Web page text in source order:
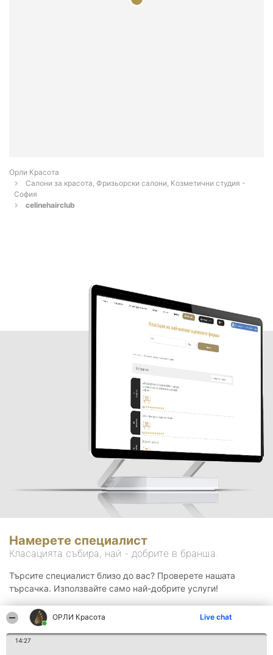
ОРЛИ Красота Live chat
14:27
Орли Красота
Салони за красота, Фризьорски салони, Козметични студия -
София
celinehairclub
Намерете специалист
Класацията събира, най - добрите в бранша.
Търсите специалист близо до вас? Проверете нашата
търсачка. Използвайте само най-добрите услуги!